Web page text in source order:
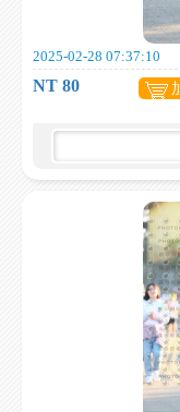
2025-02-28 07:37:10
NT 80